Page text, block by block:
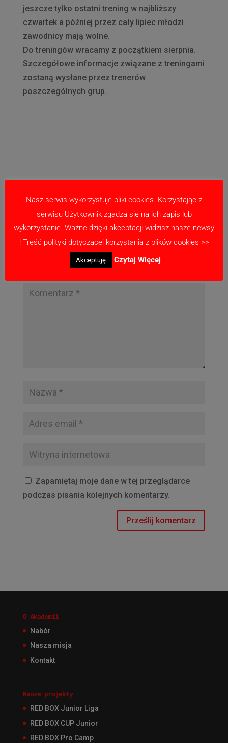
jeszcze tylko ostatni trening w najbliższy
czwartek a później przez cały lipiec młodzi
zawodnicy mają wolne.
Do treningów wracamy z początkiem sierpnia.
Szczegółowe informacje związane z treningami
zostaną wysłane przez trenerów
poszczególnych grup.
Prześlij komentarz
Twój adres email nie zostanie opublikowany.
Wymagane pola są oznaczone
Zapamiętaj moje dane w tej przeglądarce
podczas pisania kolejnych komentarzy.
O Akademii
Nabór
Nasza misja
Kontakt
Nasze projekty
RED BOX Junior Liga
RED BOX CUP Junior
RED BOX Pro Camp
Nasz serwis wykorzystuje pliki cookies. Korzystając z
serwisu Użytkownik zgadza się na ich zapis lub
wykorzystanie. Ważne dzięki akceptacji widzisz nasze newsy
! Treść polityki dotyczącej korzystania z plików cookies >>
Akceptuję Czytaj Więcej